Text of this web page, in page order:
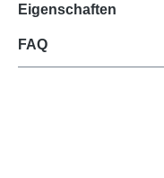
Eigenschaften
FAQ